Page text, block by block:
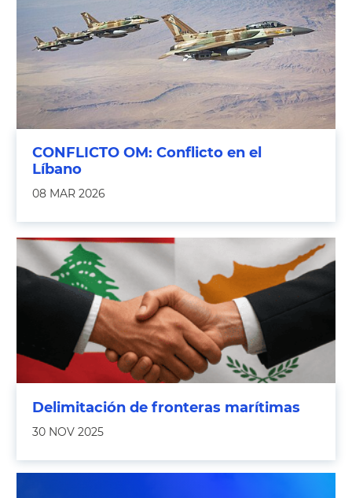
CONFLICTO OM: Conflicto en el
Líbano
08 MAR 2026
Delimitación de fronteras marítimas
30 NOV 2025